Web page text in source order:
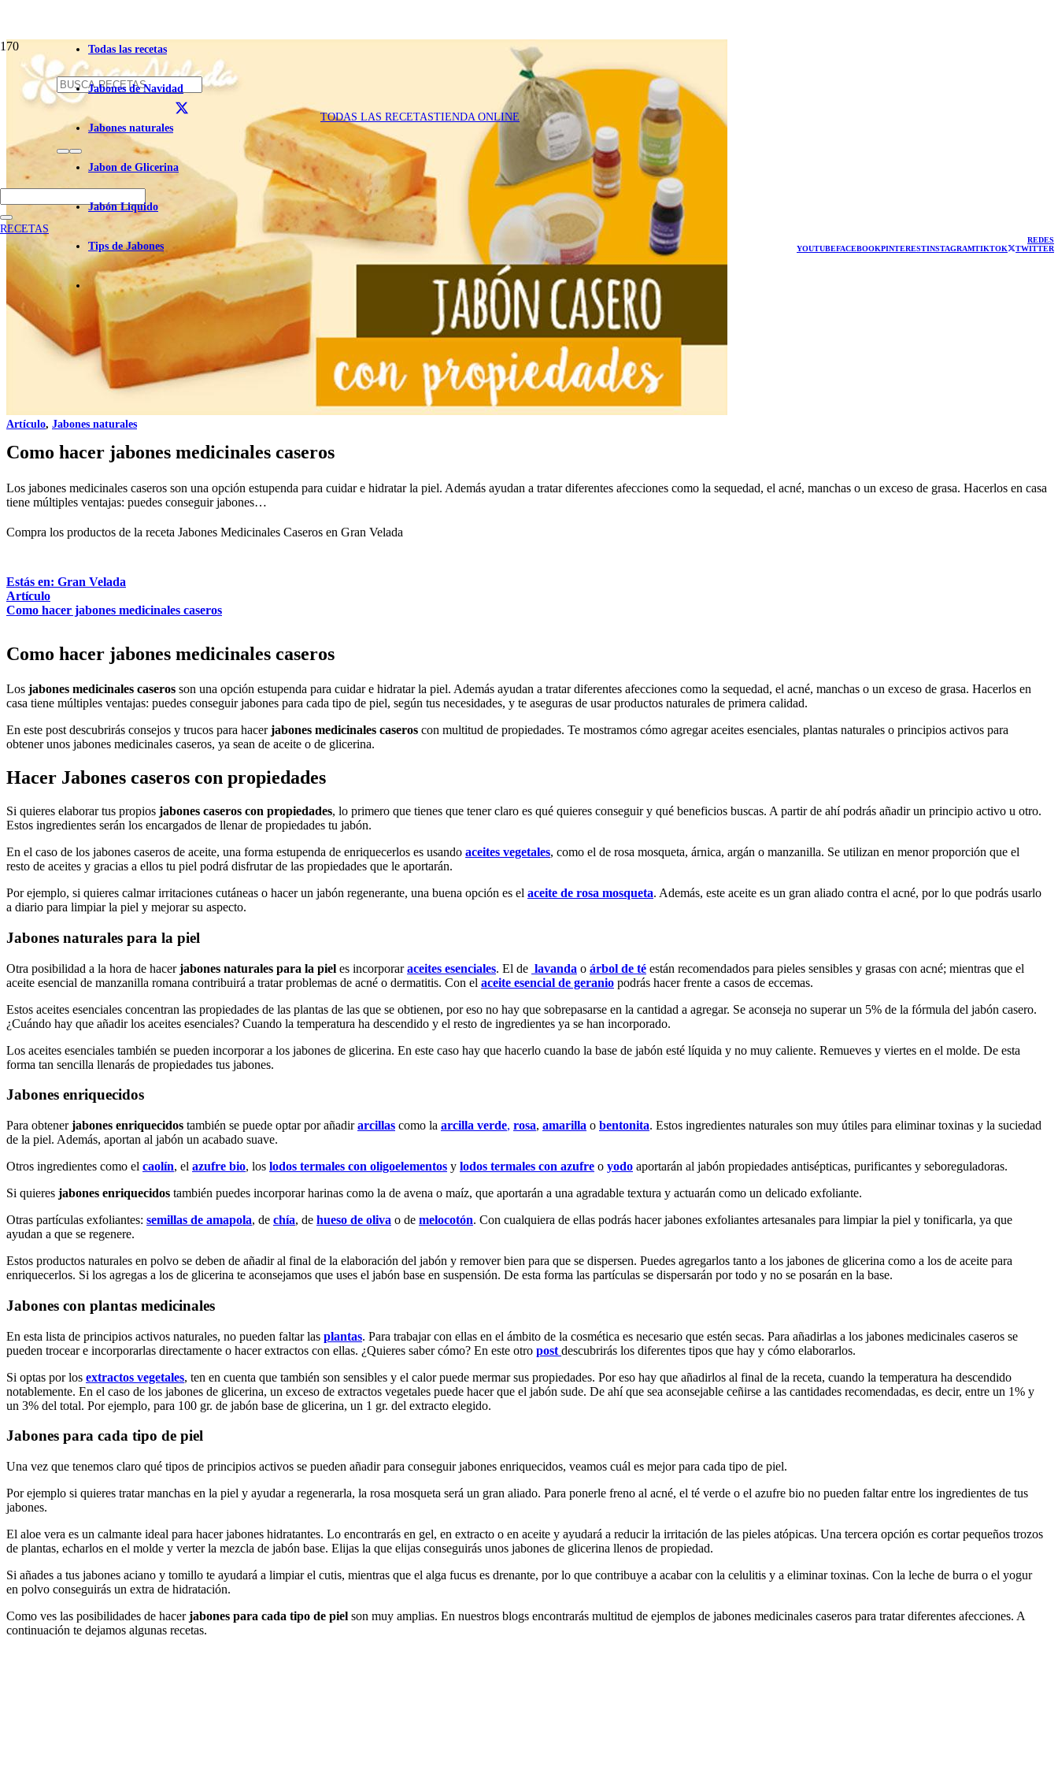
TODAS LAS RECETASTIENDA ONLINE
Todas las recetas
Jabones de Navidad
Jabones naturales
Jabon de Glicerina
Jabón Liquido
Tips de Jabones
RECETAS
REDES
YOUTUBEFACEBOOKPINTERESTINSTAGRAMTIKTOK TWITTER
Artículo, Jabones naturales
Como hacer jabones medicinales caseros
Los jabones medicinales caseros son una opción estupenda para cuidar e hidratar la piel. Además ayudan a tratar diferentes afecciones como la sequedad, el acné, manchas o un exceso de grasa. Hacerlos en casa
tiene múltiples ventajas: puedes conseguir jabones…
Compra los productos de la receta Jabones Medicinales Caseros en Gran Velada
Estás en: Gran Velada
Artículo
Como hacer jabones medicinales caseros
Como hacer jabones medicinales caseros
Los jabones medicinales caseros son una opción estupenda para cuidar e hidratar la piel. Además ayudan a tratar diferentes afecciones como la sequedad, el acné, manchas o un exceso de grasa. Hacerlos en
casa tiene múltiples ventajas: puedes conseguir jabones para cada tipo de piel, según tus necesidades, y te aseguras de usar productos naturales de primera calidad.
En este post descubrirás consejos y trucos para hacerjabones medicinales caseros con multitud de propiedades. Te mostramos cómo agregar aceites esenciales, plantas naturales o principios activos para
obtener unos jabones medicinales caseros, ya sean de aceite o de glicerina.
Hacer Jabones caseros con propiedades
Si quieres elaborar tus propios jabones caseros con propiedades, lo primero que tienes que tener claro es qué quieres conseguir y qué beneficios buscas. A partir de ahí podrás añadir un principio activo u otro.
Estos ingredientes serán los encargados de llenar de propiedades tu jabón.
En el caso de los jabones caseros de aceite, una forma estupenda de enriquecerlos es usando aceites vegetales, como el de rosa mosqueta, árnica, argán o manzanilla. Se utilizan en menor proporción que el
resto de aceites y gracias a ellos tu piel podrá disfrutar de las propiedades que le aportarán.
Por ejemplo, si quieres calmar irritaciones cutáneas o hacer un jabón regenerante, una buena opción es el aceite de rosa mosqueta. Además, este aceite es un gran aliado contra el acné, por lo que podrás usarlo
a diario para limpiar la piel y mejorar su aspecto.
Jabones naturales para la piel
Otra posibilidad a la hora de hacerjabones naturales para la piel es incorporaraceites esenciales. El de lavanda o árbol de té están recomendados para pieles sensibles y grasas con acné; mientras que el
aceite esencial de manzanilla romana contribuirá a tratar problemas de acné o dermatitis. Con el aceite esencial de geranio podrás hacer frente a casos de eccemas.
Estos aceites esenciales concentran las propiedades de las plantas de las que se obtienen, por eso no hay que sobrepasarse en la cantidad a agregar. Se aconseja no superar un 5% de la fórmula del jabón casero.
¿Cuándo hay que añadir los aceites esenciales? Cuando la temperatura ha descendido y el resto de ingredientes ya se han incorporado.
Los aceites esenciales también se pueden incorporar a los jabones de glicerina. En este caso hay que hacerlo cuando la base de jabón esté líquida y no muy caliente. Remueves y viertes en el molde. De esta
forma tan sencilla llenarás de propiedades tus jabones.
Jabones enriquecidos
Para obtenerjabones enriquecidos también se puede optar por añadir arcillas como la arcilla verde, rosa, amarilla o bentonita. Estos ingredientes naturales son muy útiles para eliminar toxinas y la suciedad
de la piel. Además, aportan al jabón un acabado suave.
Otros ingredientes como el caolín, el azufre bio, los lodos termales con oligoelementos y lodos termales con azufre o yodo aportarán al jabón propiedades antisépticas, purificantes y seboreguladoras.
Si quieres jabones enriquecidos también puedes incorporar harinas como la de avena o maíz, que aportarán a una agradable textura y actuarán como un delicado exfoliante.
Otras partículas exfoliantes: semillas de amapola, de chía, de hueso de oliva o de melocotón. Con cualquiera de ellas podrás hacer jabones exfoliantes artesanales para limpiar la piel y tonificarla, ya que
ayudan a que se regenere.
Estos productos naturales en polvo se deben de añadir al final de la elaboración del jabón y remover bien para que se dispersen. Puedes agregarlos tanto a los jabones de glicerina como a los de aceite para
enriquecerlos. Si los agregas a los de glicerina te aconsejamos que uses el jabón base en suspensión. De esta forma las partículas se dispersarán por todo y no se posarán en la base.
Jabones con plantas medicinales
En esta lista de principios activos naturales, no pueden faltar las plantas. Para trabajar con ellas en el ámbito de la cosmética es necesario que estén secas. Para añadirlas a los jabones medicinales caseros se
pueden trocear e incorporarlas directamente o hacer extractos con ellas. ¿Quieres saber cómo? En este otro post descubrirás los diferentes tipos que hay y cómo elaborarlos.
Si optas por los extractos vegetales, ten en cuenta que también son sensibles y el calor puede mermar sus propiedades. Por eso hay que añadirlos al final de la receta, cuando la temperatura ha descendido
notablemente. En el caso de los jabones de glicerina, un exceso de extractos vegetales puede hacer que el jabón sude. De ahí que sea aconsejable ceñirse a las cantidades recomendadas, es decir, entre un 1% y
un 3% del total. Por ejemplo, para 100 gr. de jabón base de glicerina, un 1 gr. del extracto elegido.
Jabones para cada tipo de piel
Una vez que tenemos claro qué tipos de principios activos se pueden añadir para conseguir jabones enriquecidos, veamos cuál es mejor para cada tipo de piel.
Por ejemplo si quieres tratar manchas en la piel y ayudar a regenerarla, la rosa mosqueta será un gran aliado. Para ponerle freno al acné, el té verde o el azufre bio no pueden faltar entre los ingredientes de tus
jabones.
El aloe vera es un calmante ideal para hacer jabones hidratantes. Lo encontrarás en gel, en extracto o en aceite y ayudará a reducir la irritación de las pieles atópicas. Una tercera opción es cortar pequeños trozos
de plantas, echarlos en el molde y verter la mezcla de jabón base. Elijas la que elijas conseguirás unos jabones de glicerina llenos de propiedad.
Si añades a tus jabones aciano y tomillo te ayudará a limpiar el cutis, mientras que el alga fucus es drenante, por lo que contribuye a acabar con la celulitis y a eliminar toxinas. Con la leche de burra o el yogur
en polvo conseguirás un extra de hidratación.
Como ves las posibilidades de hacerjabones para cada tipo de piel son muy amplias. En nuestros blogs encontrarás multitud de ejemplos de jabones medicinales caseros para tratar diferentes afecciones. A
continuación te dejamos algunas recetas.